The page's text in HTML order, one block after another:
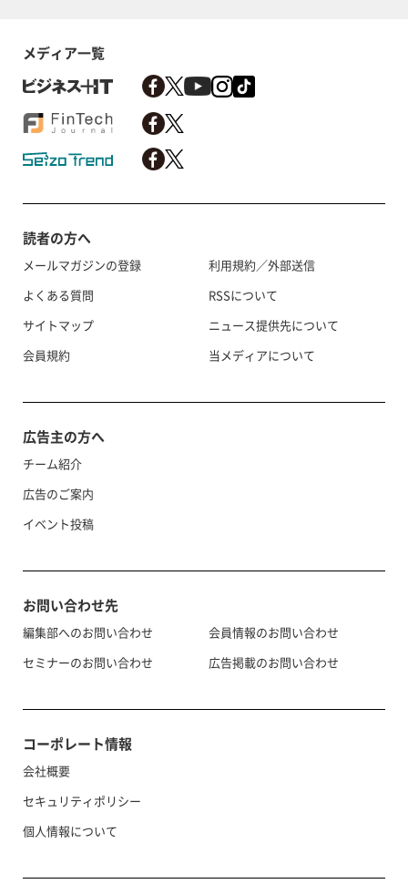
メディア一覧
読者の方へ
メールマガジンの登録
よくある質問
サイトマップ
会員規約
利用規約／外部送信
RSSについて
ニュース提供先について
当メディアについて
広告主の方へ
チーム紹介
広告のご案内
イベント投稿
お問い合わせ先
編集部へのお問い合わせ
セミナーのお問い合わせ
会員情報のお問い合わせ
広告掲載のお問い合わせ
コーポレート情報
会社概要
セキュリティポリシー
個人情報について